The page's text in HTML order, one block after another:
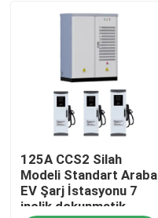
125A CCS2 Silah
Modeli Standart Araba
EV Şarj İstasyonu 7
inçlik dokunmatik